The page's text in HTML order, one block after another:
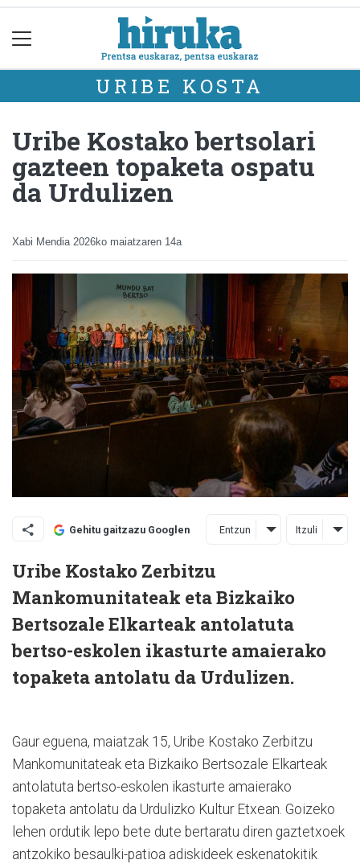
URIBE KOSTA
Uribe Kostako bertsolari
gazteen topaketa ospatu
da Urdulizen
Xabi Mendia 2026ko maiatzaren 14a
Gehitu gaitzazu Googlen Entzun Itzuli
Uribe Kostako Zerbitzu
Mankomunitateak eta Bizkaiko
Bertsozale Elkarteak antolatuta
bertso-eskolen ikasturte amaierako
topaketa antolatu da Urdulizen.
Gaur eguena, maiatzak 15, Uribe Kostako Zerbitzu
Mankomunitateak eta Bizkaiko Bertsozale Elkarteak
antolatuta bertso-eskolen ikasturte amaierako
topaketa antolatu da Urdulizko Kultur Etxean. Goizeko
lehen ordutik lepo bete dute bertaratu diren gaztetxoek
antzokiko besaulki-patioa adiskideek eskenatokitik